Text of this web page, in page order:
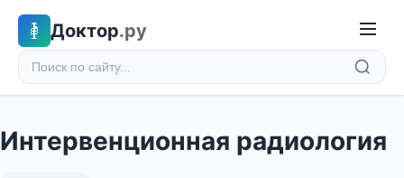
Доктор.ру
Интервенционная радиология